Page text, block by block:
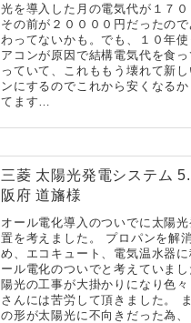
光を導入した月の電気代が１７
その前が２００００円だったの
わってないかも。でも、１０年使
アコンが原因で結構電気代を食っ
っていて、これももう壊れて新し
ンにするのでこれから安くなるか
てます…
三菱 太陽光発電システム
阪府 道旛様
オール電化導入のついでに太陽
置を考えました。 プロパンを解
め、エコキュート、電気温水器に
ール電化のついでと考えていま
陽光の工事が大掛かりになり色々
さんには苦労して頂きました。
の形が太陽光に不向きだった為、